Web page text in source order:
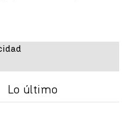
Lo último